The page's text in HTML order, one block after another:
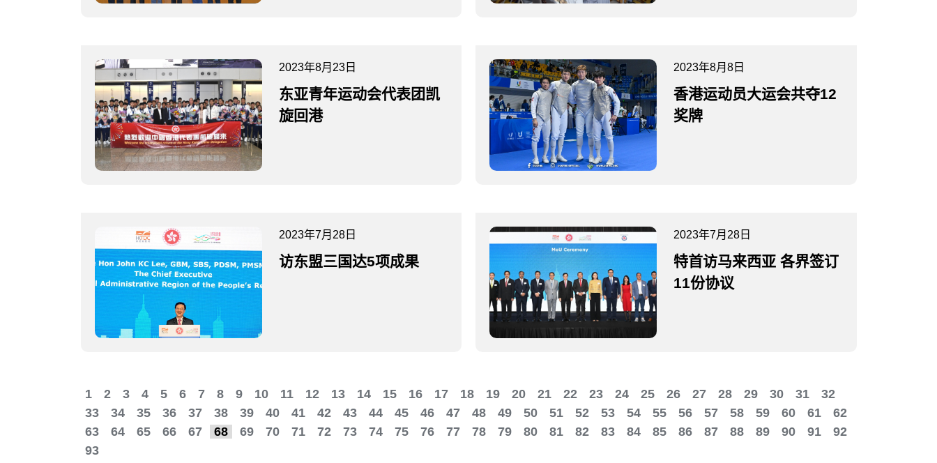
2023年8月23日
东亚青年运动会代表团凯
旋回港
2023年8月8日
香港运动员大运会共夺12
奖牌
2023年7月28日
访东盟三国达5项成果
2023年7月28日
特首访马来西亚 各界签订
11份协议
1 2 3 4 5 6 7 8 9 10 11 12 13 14 15 16 17 18 19 20 21 22 23 24 25 26 27 28 29 30 31
32
33
34 35 36 37 38 39 40 41 42 43 44 45 46 47 48 49 50 51 52 53 54 55 56 57 58 59 60 61
62
63
64 65 66 67 68 69 70 71 72 73 74 75 76 77 78 79 80 81 82 83 84 85 86 87 88 89 90 91
92
93